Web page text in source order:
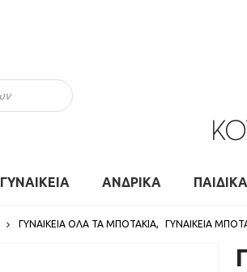
ΓΥΝΑΙΚΕΙΑ ΑΝΔΡΙΚΑ
ΓΥΝΑΙΚΕΊΑ ΌΛΑ ΤΑ ΜΠΟΤΆΚΙΑ, ΓΥΝΑΙΚΕΊΑ